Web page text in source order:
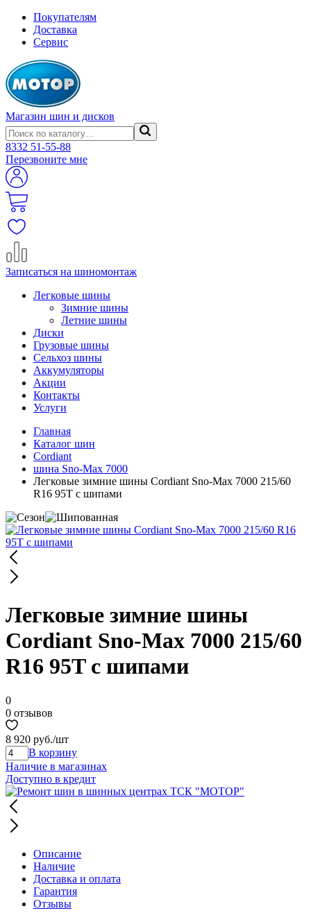
Покупателям
Доставка
Сервис
Магазин шин и дисков
8332 51-55-88
Перезвоните мне
Записаться на шиномонтаж
Легковые шины
Зимние шины
Летние шины
Диски
Грузовые шины
Сельхоз шины
Аккумуляторы
Акции
Контакты
Услуги
Главная
Каталог шин
Cordiant
шина Sno-Max 7000
Легковые зимние шины Cordiant Sno-Max 7000 215/60
R16 95T с шипами
Легковые зимние шины
Cordiant Sno-Max 7000 215/60
R16 95T с шипами
0
0 отзывов
8 920 руб./шт
В корзину
Наличие в магазинах
Доступно в кредит
Описание
Наличие
Доставка и оплата
Гарантия
Отзывы